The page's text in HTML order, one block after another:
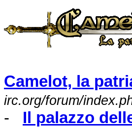
Camelot, la
irc.org/forum/
- Il palazzo